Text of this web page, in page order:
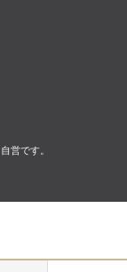
営です。